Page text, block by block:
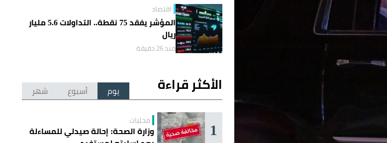
اقتصاد
المؤشر يفقد 75 نقطة.. التداولات 5.6 مليار
ريال
منذ 26 دقيقة
الأكثر قراءة يوم أسبوع شهر
1 محليات
وزارة الصحة: إحالة صيدلي للمساءلة